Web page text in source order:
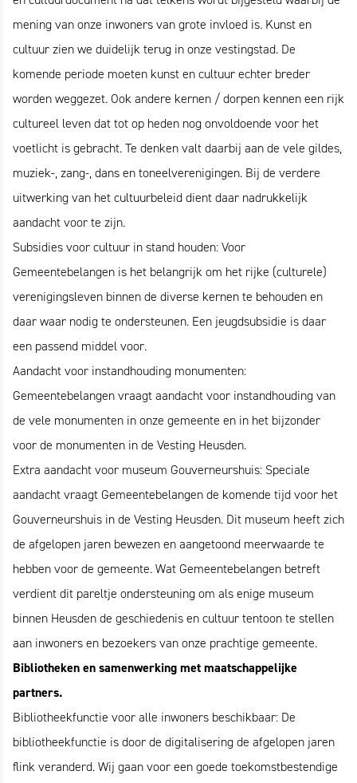
mening van onze inwoners van grote invloed is. Kunst en
cultuur zien we duidelijk terug in onze vestingstad. De
komende periode moeten kunst en cultuur echter breder
worden weggezet. Ook andere kernen / dorpen kennen een rijk
cultureel leven dat tot op heden nog onvoldoende voor het
voetlicht is gebracht. Te denken valt daarbij aan de vele gildes,
muziek-, zang-, dans en toneelverenigingen. Bij de verdere
uitwerking van het cultuurbeleid dient daar nadrukkelijk
aandacht voor te zijn.
Subsidies voor cultuur in stand houden: Voor
Gemeentebelangen is het belangrijk om het rijke (culturele)
verenigingsleven binnen de diverse kernen te behouden en
daar waar nodig te ondersteunen. Een jeugdsubsidie is daar
een passend middel voor.
Aandacht voor instandhouding monumenten:
Gemeentebelangen vraagt aandacht voor instandhouding van
de vele monumenten in onze gemeente en in het bijzonder
voor de monumenten in de Vesting Heusden.
Extra aandacht voor museum Gouverneurshuis: Speciale
aandacht vraagt Gemeentebelangen de komende tijd voor het
Gouverneurshuis in de Vesting Heusden. Dit museum heeft zich
de afgelopen jaren bewezen en aangetoond meerwaarde te
hebben voor de gemeente. Wat Gemeentebelangen betreft
verdient dit pareltje ondersteuning om als enige museum
binnen Heusden de geschiedenis en cultuur tentoon te stellen
aan inwoners en bezoekers van onze prachtige gemeente.
Bibliotheken en samenwerking met maatschappelijke
partners.
Bibliotheekfunctie voor alle inwoners beschikbaar: De
bibliotheekfunctie is door de digitalisering de afgelopen jaren
flink veranderd. Wij gaan voor een goede toekomstbestendige